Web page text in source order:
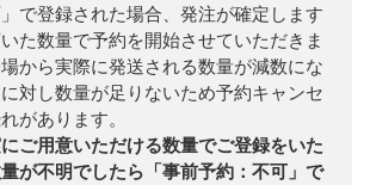
」で登録された場合、発注が確定します
た数量で予約を開始させていただきま
から実際に発送される数量が減数にな
対し数量が足りないため予約キャンセ
があります。
ご用意いただける数量でご登録をいた
が不明でしたら「事前予約：不可」で